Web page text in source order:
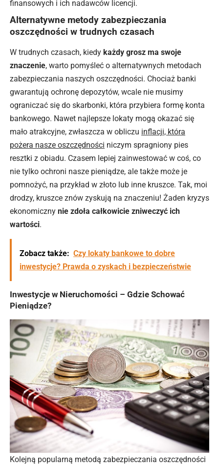
finansowych i ich nadawców licencji.
Alternatywne metody zabezpieczania
oszczędności w trudnych czasach
W trudnych czasach, kiedy każdy grosz ma swoje
znaczenie, warto pomyśleć o alternatywnych metodach
zabezpieczania naszych oszczędności. Chociaż banki
gwarantują ochronę depozytów, wcale nie musimy
ograniczać się do skarbonki, która przybiera formę konta
bankowego. Nawet najlepsze lokaty mogą okazać się
mało atrakcyjne, zwłaszcza w obliczu inflacji, która
pożera nasze oszczędności niczym spragniony pies
resztki z obiadu. Czasem lepiej zainwestować w coś, co
nie tylko ochroni nasze pieniądze, ale także może je
pomnożyć, na przykład w złoto lub inne kruszce. Tak, moi
drodzy, kruszce znów zyskują na znaczeniu! Żaden kryzys
ekonomiczny nie zdoła całkowicie zniweczyć ich
wartości.
Zobacz także: Czy lokaty bankowe to dobre
inwestycje? Prawda o zyskach i bezpieczeństwie
Inwestycje w Nieruchomości – Gdzie Schować
Pieniądze?
Kolejną popularną metodą zabezpieczania oszczędności